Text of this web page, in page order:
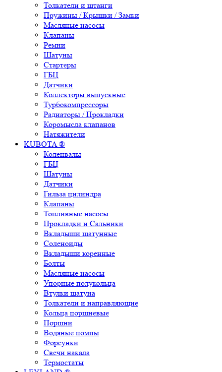
Толкатели и штанги
Пружины / Крышки / Замки
Масляные насосы
Клапаны
Ремни
Шатуны
Стартеры
ГБЦ
Датчики
Коллекторы выпускные
Турбокомпрессоры
Радиаторы / Прокладки
Коромысла клапанов
Натяжители
KUBOTA ®
Коленвалы
ГБЦ
Шатуны
Датчики
Гильза цилиндра
Клапаны
Топливные насосы
Прокладки и Сальники
Вкладыши шатунные
Соленоиды
Вкладыши коренные
Болты
Масляные насосы
Упорные полукольца
Втулки шатуна
Толкатели и направляющие
Кольца поршневые
Поршни
Водяные помпы
Форсунки
Свечи накала
Термостаты